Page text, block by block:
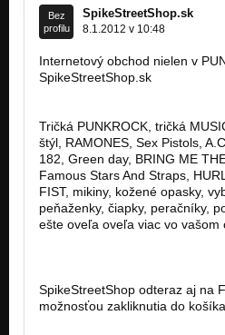
Bez
profilu
SpikeStreetShop.sk
8.1.2012 v 10:48
Internetový obchod nielen v
SpikeStreetShop.sk
Tričká PUNKROCK, tričká
štýl, RAMONES, Sex Pistols,
182, Green day, BRING ME
Famous Stars And Straps,
FIST, mikiny, kožené opasky,
peňaženky, čiapky, peračníky,
ešte oveľa oveľa viac vo vašom
SpikeStreetShop odteraz aj na
možnosťou zakliknutia do